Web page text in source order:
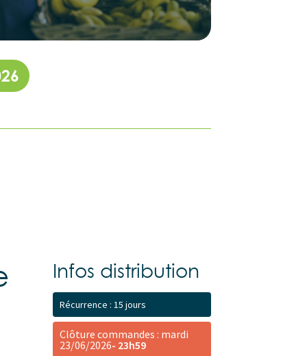
Infos distribution
Récurrence : 15 jours
Clôture commandes : mardi
23/06/2026- 23h59